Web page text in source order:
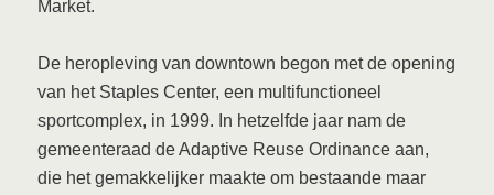
Market.
De heropleving van downtown begon met de opening
van het Staples Center, een multifunctioneel
sportcomplex, in 1999. In hetzelfde jaar nam de
gemeenteraad de Adaptive Reuse Ordinance aan,
die het gemakkelijker maakte om bestaande maar